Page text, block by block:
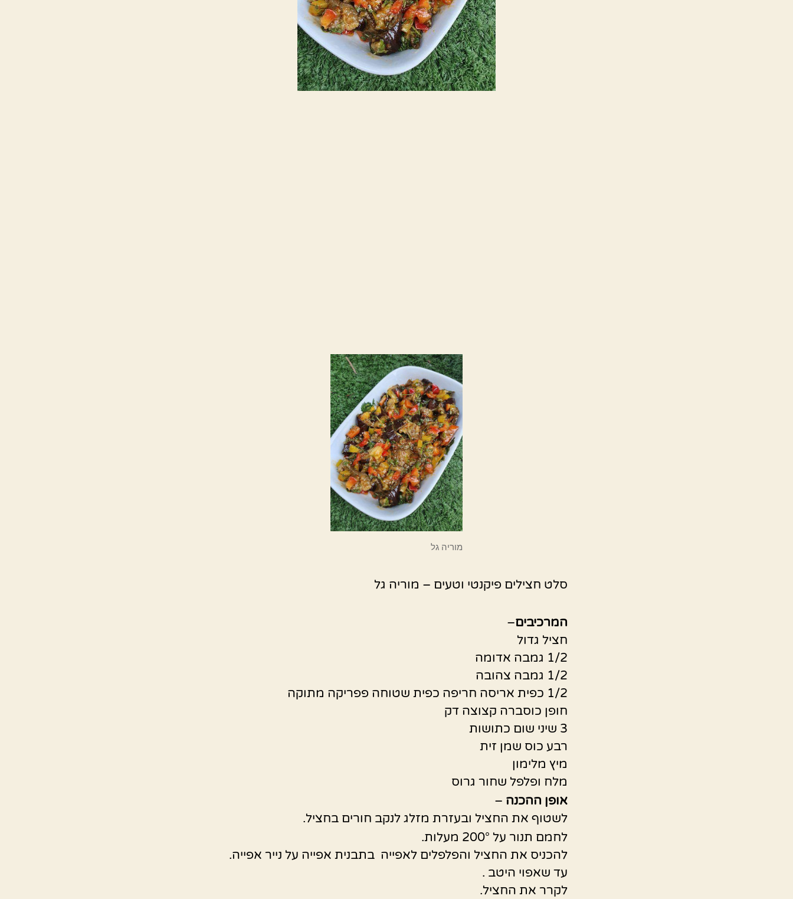
מוריה גל
סלט חצילים פיקנטי וטעים – מוריה גל
המרכיבים–
חציל גדול
1/2 גמבה אדומה
1/2 גמבה צהובה
1/2 כפית אריסה חריפה כפית שטוחה פפריקה מתוקה
חופן כוסברה קצוצה דק
3 שיני שום כתושות
רבע כוס שמן זית
מיץ מלימון
מלח ופלפל שחור גרוס
אופן ההכנה –
לשטוף את החציל ובעזרת מזלג לנקב חורים בחציל.
לחמם תנור על 200° מעלות.
להכניס את החציל והפלפלים לאפייה בתבנית אפייה על נייר אפייה.
עד שאפוי היטב .
לקרר את החציל.